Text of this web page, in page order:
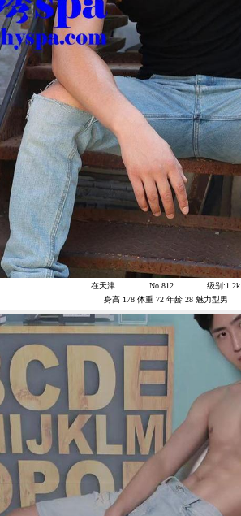
在天津 No.812
级别:1.2k
身高 178 体重 72 年龄 28 魅力型男